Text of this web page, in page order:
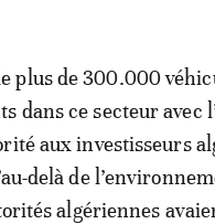
plus de 300.000
dans ce secteur avec
aux investisseurs
delà de
algériennes